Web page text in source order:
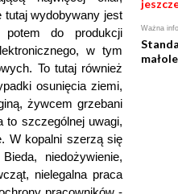
tutaj wydobywany jest
potem do produkcji
w tym
To tutaj również
osunięcia ziemi,
żywcem grzebani
to szczególnej uwagi,
W kopalni szerzą się
niedożywienie,
nielegalna praca
Ważna